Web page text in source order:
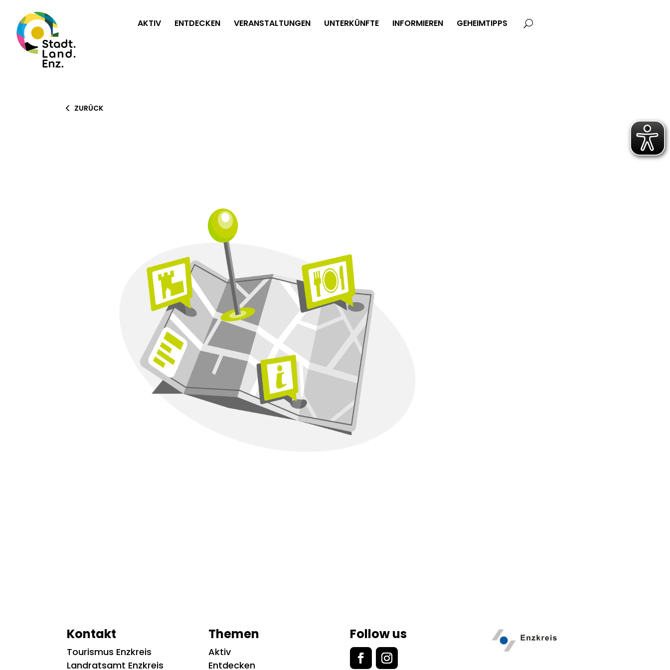
AKTIV ENTDECKEN VERANSTALTUNGEN UNTERKÜNFTE INFORMIEREN GEHEIMTIPPS U
ZURÜCK
Kontakt
Tourismus Enzkreis
Landratsamt Enzkreis
Themen
Aktiv
Entdecken
Follow us